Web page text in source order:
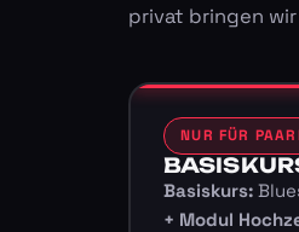
privat bringen
NUR FÜR
Basiskurs:
+ Modul